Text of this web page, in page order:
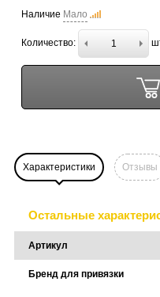
Наличие Мало
Количество:
Характеристики Отзывы
Остальные
Артикул
Бренд для привязки